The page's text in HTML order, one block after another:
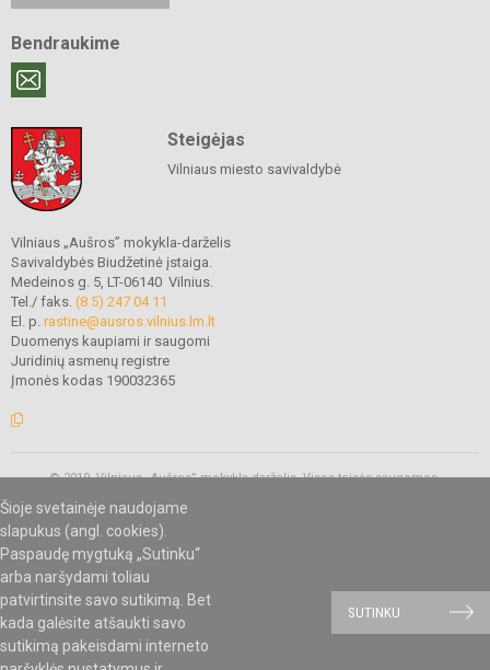
Šioje svetainėje naudojame
slapukus (angl. cookies).
Paspaudę mygtuką „Sutinku“
arba naršydami toliau
patvirtinsite savo sutikimą. Bet
kada galėsite atšaukti savo
sutikimą pakeisdami interneto
SUTINKU
Bendraukime
Steigėjas
Vilniaus miesto savivaldybė
Vilniaus „Aušros” mokykla-darželis
Savivaldybės Biudžetinė įstaiga.
Medeinos g. 5, LT-06140 Vilnius.
Tel./ faks. (8 5) 247 04 11
El. p. rastine@ausros.vilnius.lm.lt
Duomenys kaupiami ir saugomi
Juridinių asmenų registre
Įmonės kodas 190032365
© 2019. Vilniaus „Aušros” mokykla-darželis. Visos teisės saugomos.
SVETAINESMOKYKLOMS.LT